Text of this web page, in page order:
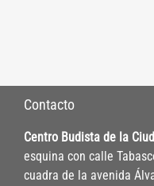
Contacto
Centro Budista de la
esquina con calle
cuadra de la avenida